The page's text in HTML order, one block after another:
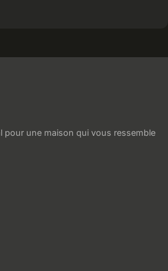
pour une maison qui vous ressemble